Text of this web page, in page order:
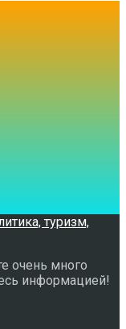
очень много
информацией!